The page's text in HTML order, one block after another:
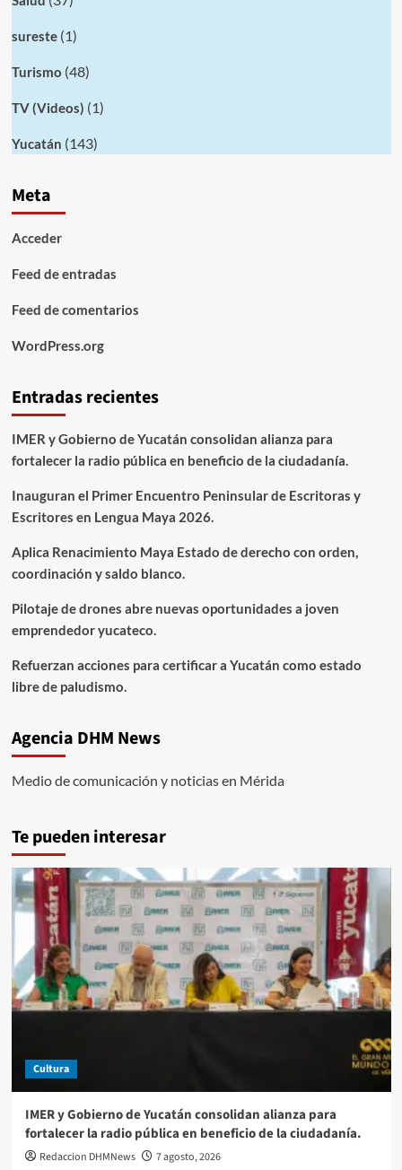
sureste(1)
Turismo (48)
TV (Videos) (1)
Yucatán (143)
Meta
Acceder
Feed de entradas
Feed de comentarios
WordPress.org
Entradas recientes
IMER y Gobierno de Yucatán consolidan alianza para
fortalecer la radio pública en beneficio de la ciudadanía.
Inauguran el Primer Encuentro Peninsular de Escritoras y
Escritores en Lengua Maya 2026.
Aplica Renacimiento Maya Estado de derecho con orden,
coordinación y saldo blanco.
Pilotaje de drones abre nuevas oportunidades a joven
emprendedor yucateco.
Refuerzan acciones para certificar a Yucatán como estado
libre de paludismo.
Agencia DHM News
Medio de comunicación y noticias en Mérida
Te pueden interesar
Cultura
IMER y Gobierno de Yucatán consolidan alianza para
fortalecer la radio pública en beneficio de la ciudadanía.
Redaccion DHMNews 7 agosto, 2026